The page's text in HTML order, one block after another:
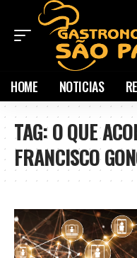
HOME NOTICIAS
TAG:O QUE
FRANCISCO